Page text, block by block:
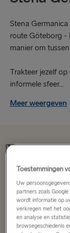
Stena
route Göteborg -
manier om
Trakteer jezelf
informele sfeer...
Meer weergeven
Vanaf €183.10
Route
Kiel →
NAAR/VAN VK
Toestemmingen
Uw
partners zoals
wordt informatie op
verkregen met het
en analyse en
browsegeschiedenis